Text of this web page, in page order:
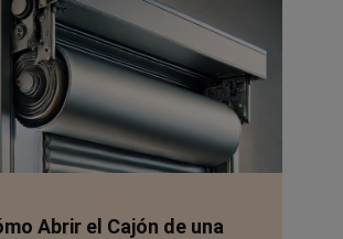
Abrir el Cajón de una